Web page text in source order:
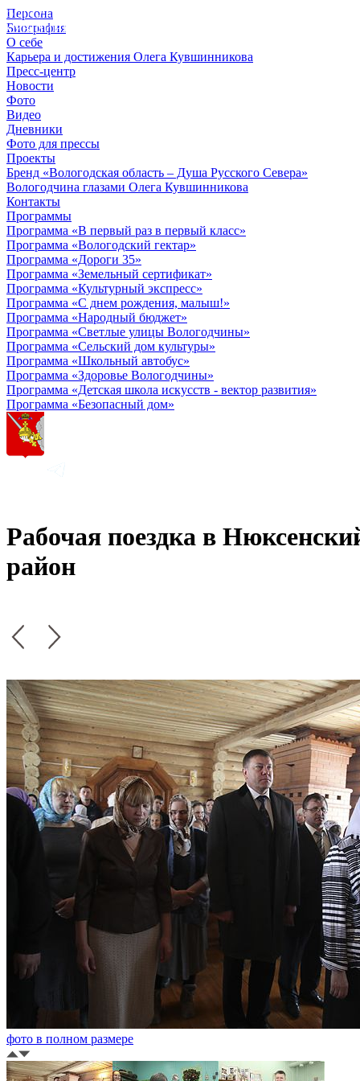
Персона
Биография
О себе
Карьера и достижения Олега Кувшинникова
Пресс-центр
Новости
Фото
Видео
Дневники
Фото для прессы
Проекты
Бренд «Вологодская область – Душа Русского Севера»
Вологодчина глазами Олега Кувшинникова
Контакты
Программы
Программа «В первый раз в первый класс»
Программа «Вологодский гектар»
Программа «Дороги 35»
Программа «Земельный сертификат»
Программа «Культурный экспресс»
Программа «С днем рождения, малыш!»
Программа «Народный бюджет»
Программа «Светлые улицы Вологодчины»
Программа «Сельский дом культуры»
Программа «Школьный автобус»
Программа «Здоровье Вологодчины»
Программа «Детская школа искусств - вектор развития»
Программа «Безопасный дом»
Рабочая поездка в
район
фото в полном размере
© 2012 - 2023,
КУВШИННИКОВ О.А.